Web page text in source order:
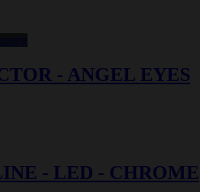
- ANGEL EYES
- LED - CHROME